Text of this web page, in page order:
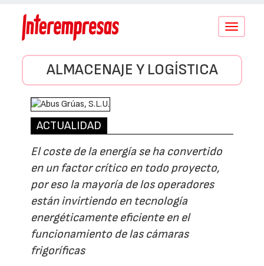
Conmutar
ALMACENAJE Y LOGÍSTICA
ACTUALIDAD
El coste de la energía se ha convertido
en un factor crítico en todo proyecto,
por eso la mayoría de los operadores
están invirtiendo en tecnología
energéticamente eficiente en el
funcionamiento de las cámaras
frigoríficas